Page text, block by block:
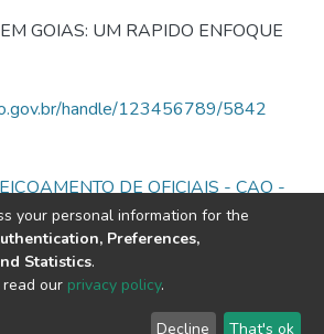
GOIAS: UM RAPIDO ENFOQUE
handle/123456789/5842
DE OFICIAIS - CAO -
copyright © 2002-2026 LYRASIS
your personal information for the
Preferences,
Statistics.
our privacy policy.
Decline That's ok